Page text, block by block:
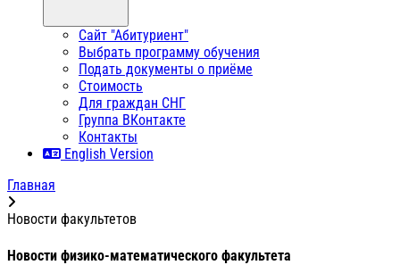
Сайт "Абитуриент"
Выбрать программу обучения
Подать документы о приёме
Стоимость
Для граждан СНГ
Группа ВКонтакте
Контакты
English Version
Главная
Новости факультетов
Новости физико-математического факультета